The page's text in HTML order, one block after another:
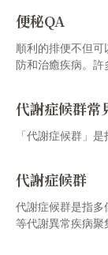
便秘QA
順利的排便不但
防和治癒疾病。
代謝症候群常
「代謝症候群」
代謝症候群
代謝症候群是指
等代謝異常疾病聚